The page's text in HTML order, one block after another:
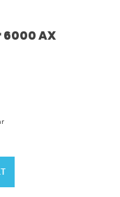
6000 AX